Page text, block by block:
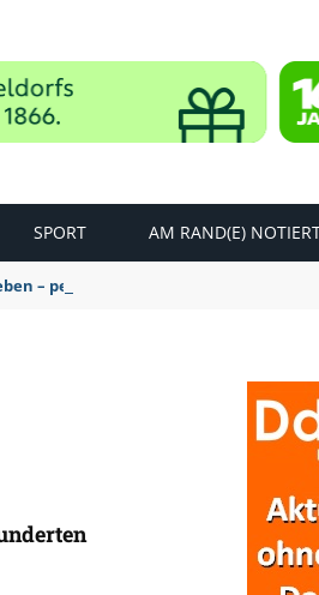
SPORT AM RAND(E)
– pempelfort music weekend“